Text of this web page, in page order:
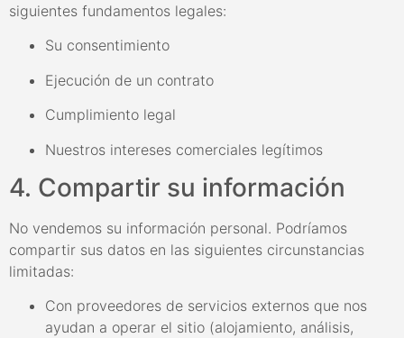
siguientes fundamentos legales:
Su consentimiento
Ejecución de un contrato
Cumplimiento legal
Nuestros intereses comerciales legítimos
4. Compartir su información
No vendemos su información personal. Podríamos
compartir sus datos en las siguientes circunstancias
limitadas:
Con proveedores de servicios externos que nos
ayudan a operar el sitio (alojamiento, análisis,